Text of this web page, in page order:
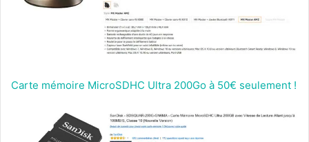
Carte mémoire MicroSDHC Ultra 200Go à 50€ seulement !